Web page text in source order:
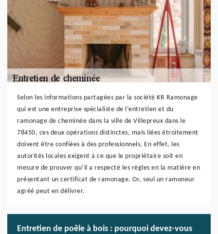
Selon les informations partagées par la société KR Ramonage
qui est une entreprise spécialiste de l’entretien et du
ramonage de cheminée dans la ville de Villepreux dans le
78450, ces deux opérations distinctes, mais liées étroitement
doivent être confiées à des professionnels. En effet, les
autorités locales exigent à ce que le propriétaire soit en
mesure de prouver qu’il a respecté les règles en la matière en
présentant un certificat de ramonage. Or, seul un ramoneur
agréé peut en délivrer.
Entretien de poêle à bois : pourquoi devez-vous